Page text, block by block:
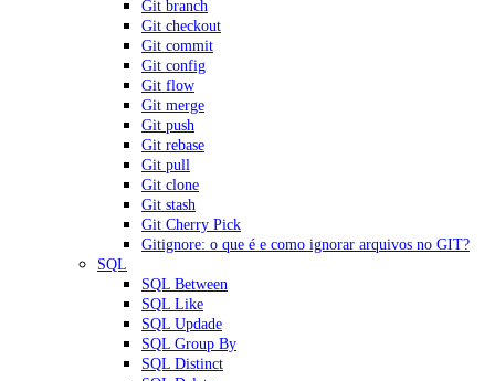
Git branch
Git checkout
Git commit
Git config
Git flow
Git merge
Git push
Git rebase
Git pull
Git clone
Git stash
Git Cherry Pick
Gitignore: o que é e como ignorar arquivos no GIT?
SQL
SQL Between
SQL Like
SQL Updade
SQL Group By
SQL Distinct